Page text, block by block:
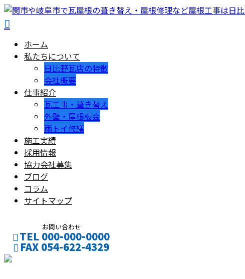
ホーム
私たちについて
日比野瓦店の特徴
会社概要
仕事紹介
瓦工事・葺き替え
外壁・屋根板金
雨トイ修繕
施工実績
採用情報
協力会社募集
ブログ
コラム
サイトマップ
お問い合わせ
TEL 000-000-0000
FAX 054-622-4329